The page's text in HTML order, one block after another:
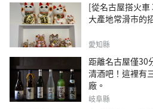
[從名古屋搭火車
大產地常滑市的
愛知縣
距離名古屋僅30
清酒吧！這裡有
廠。
岐阜縣